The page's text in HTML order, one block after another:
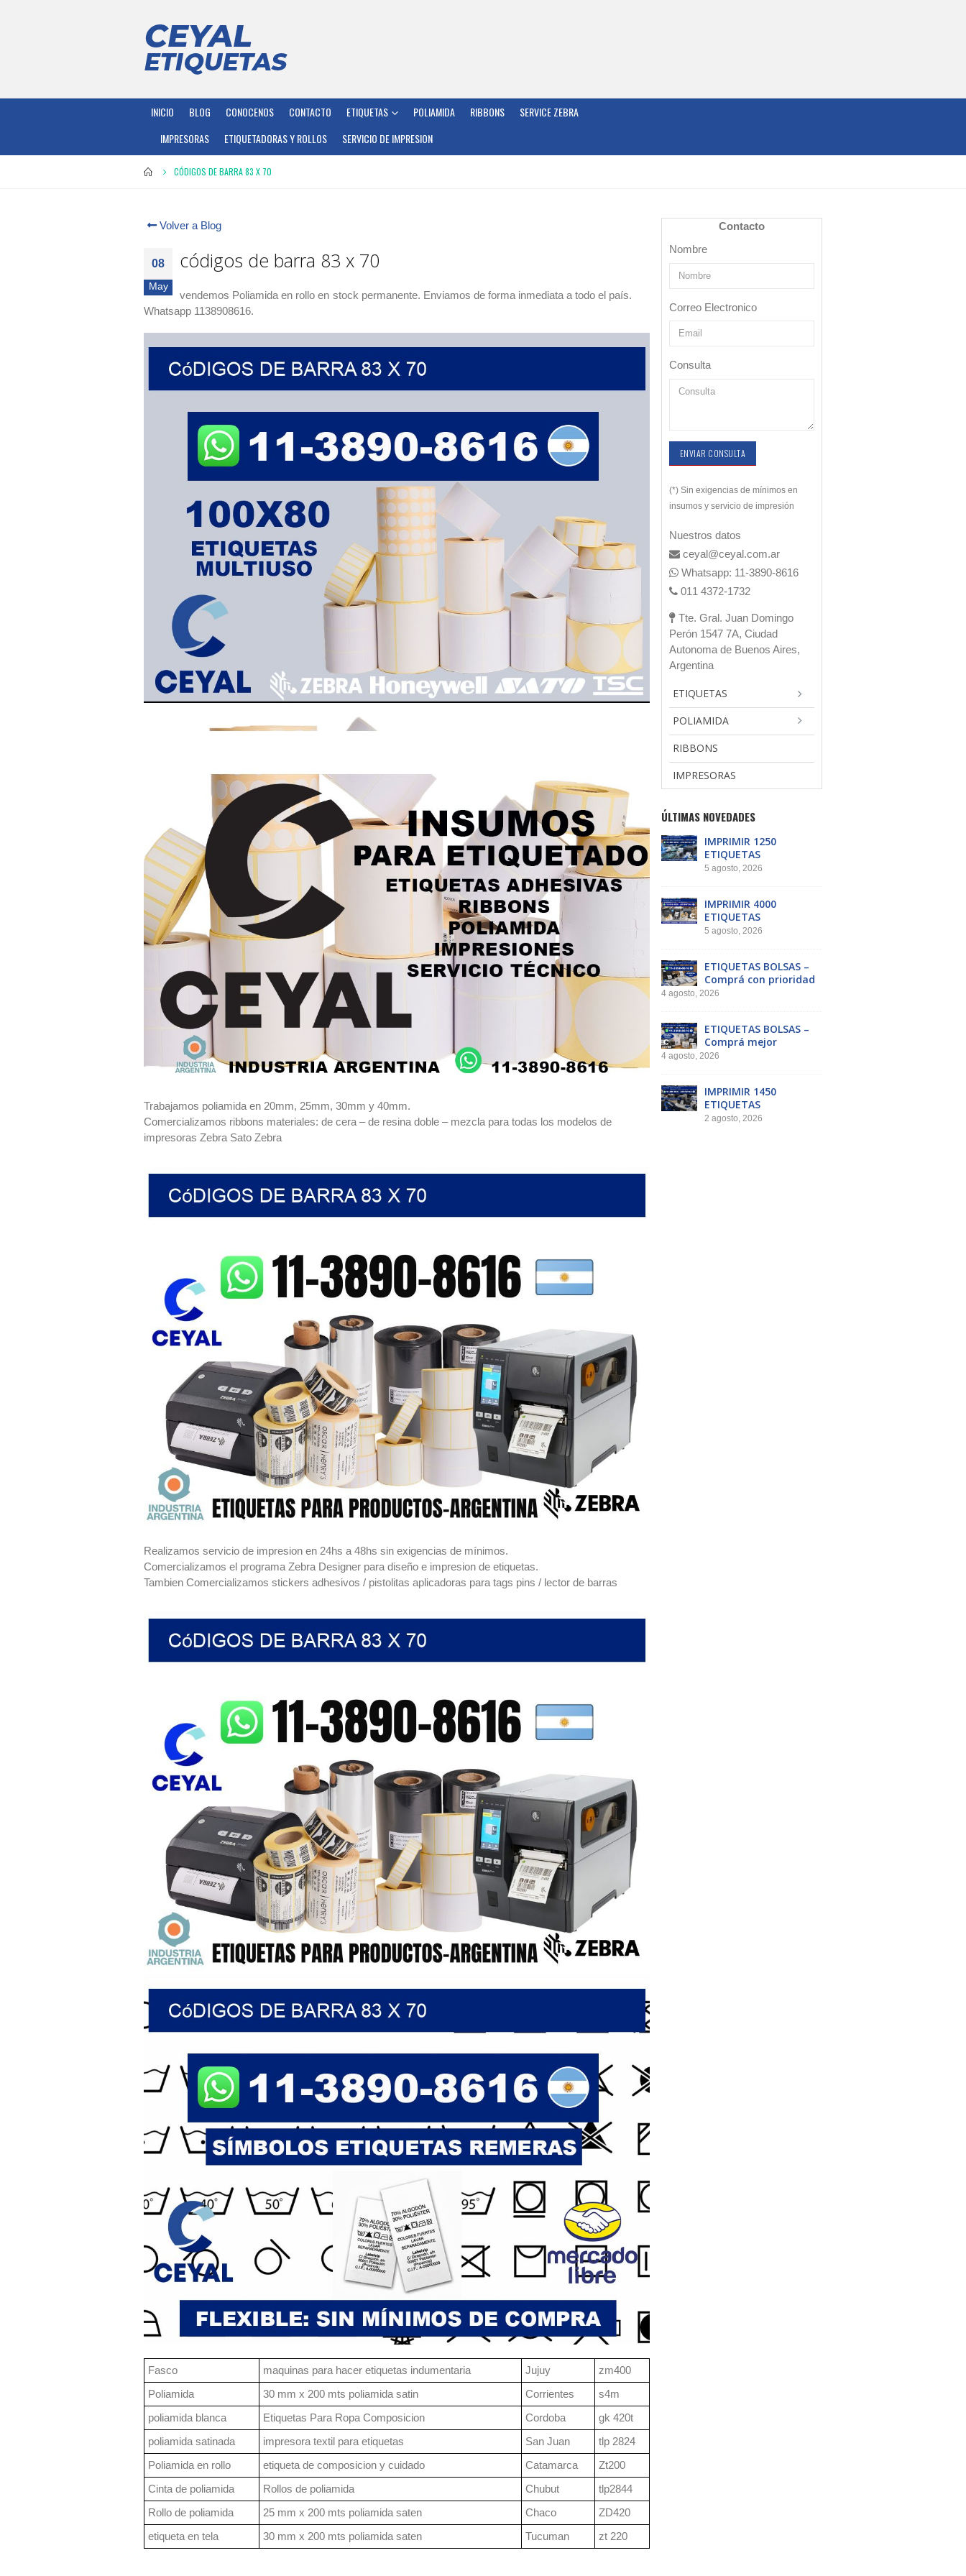
INICIO BLOG CONOCENOS CONTACTO ETIQUETAS POLIAMIDA RIBBONS
SERVICE ZEBRA
IMPRESORAS
ETIQUETADORAS Y ROLLOS SERVICIO DE IMPRESION
CÓDIGOS DE BARRA 83 X 70
Volver a Blog
08
May
códigos de barra 83 x 70
vendemos Poliamida en rollo en stock permanente. Enviamos de forma inmediata a todo el país.
Whatsapp 1138908616.
Trabajamos poliamida en 20mm, 25mm, 30mm y 40mm.
Comercializamos ribbons materiales: de cera – de resina doble – mezcla para todas los modelos de
impresoras Zebra Sato Zebra
Realizamos servicio de impresion en 24hs a 48hs sin exigencias de mínimos.
Comercializamos el programa Zebra Designer para diseño e impresion de etiquetas.
Tambien Comercializamos stickers adhesivos / pistolitas aplicadoras para tags pins / lector de barras
Fasco maquinas para hacer etiquetas indumentaria Jujuy
zm400
Poliamida
30 mm x 200 mts poliamida satin Corrientes
s4m
poliamida blanca
Etiquetas Para Ropa Composicion Cordoba
gk 420t
poliamida satinada
impresora textil para etiquetas San Juan
tlp 2824
Poliamida en rollo
etiqueta de composicion y cuidado Catamarca
Zt200
Cinta de poliamida
Rollos de poliamida Chubut
tlp2844
Rollo de poliamida
25 mm x 200 mts poliamida saten Chaco
ZD420
etiqueta en tela
30 mm x 200 mts poliamida saten Tucuman zt 220
Contacto
Nombre
Correo Electronico
Consulta
ENVIAR CONSULTA
(*) Sin exigencias de mínimos en
insumos y servicio de impresión
Nuestros datos
ceyal@ceyal.com.ar
Whatsapp: 11-3890-8616
011 4372-1732
Tte. Gral. Juan Domingo
Perón 1547 7A, Ciudad
Autonoma de Buenos Aires,
Argentina
ETIQUETAS
POLIAMIDA
RIBBONS
IMPRESORAS
ÚLTIMAS NOVEDADES
IMPRIMIR 1250
ETIQUETAS
5 agosto, 2026
IMPRIMIR 4000
ETIQUETAS
5 agosto, 2026
ETIQUETAS BOLSAS –
Comprá con prioridad
4 agosto, 2026
ETIQUETAS BOLSAS –
Comprá mejor
4 agosto, 2026
IMPRIMIR 1450
ETIQUETAS
2 agosto, 2026